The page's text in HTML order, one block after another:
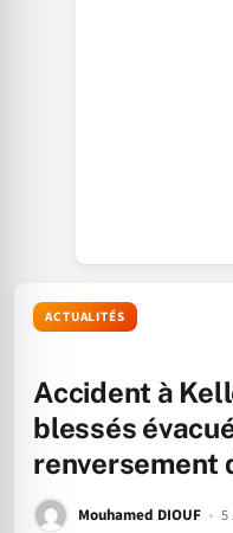
ACTUALITÉS
Accident à
blessés
renversement
Mouhamed DIOUF 5